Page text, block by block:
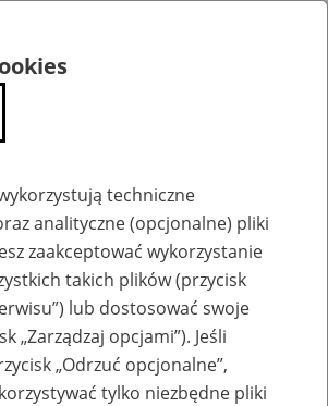
techniczne
analityczne (opcjonalne) pliki
zaakceptować wykorzystanie
takich plików (przycisk
lub dostosować swoje
„Zarządzaj opcjami”). Jeśli
„Odrzuć opcjonalne”,
tylko niezbędne pliki